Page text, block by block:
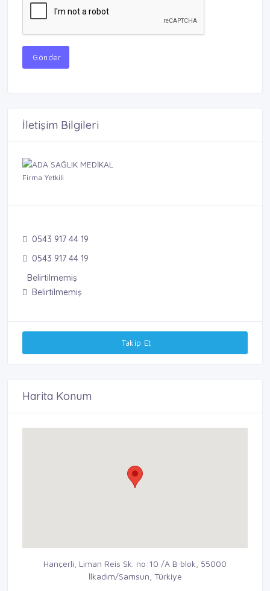
Gönder
İletişim Bilgileri
Firma Yetkili
0543 917 44 19
0543 917 44 19
Belirtilmemiş
Belirtilmemiş
Takip Et
Harita Konum
Hançerli, Liman Reis Sk. no:10 /A B blok, 55000
İlkadım/Samsun, Türkiye